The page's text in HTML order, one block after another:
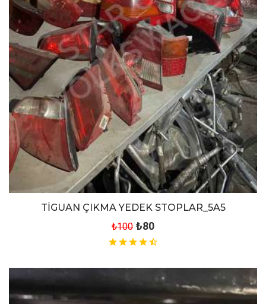
TİGUAN ÇIKMA YEDEK STOPLAR_5A5
₺100 ₺80